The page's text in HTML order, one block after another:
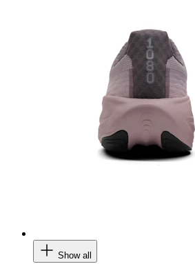
Show all